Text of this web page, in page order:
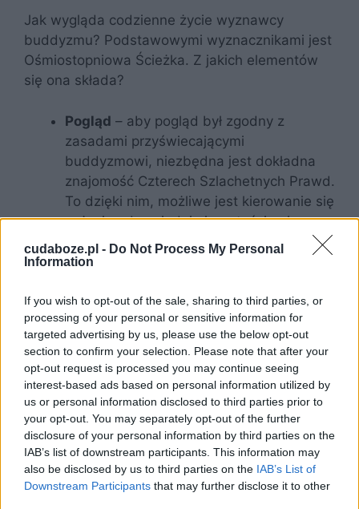
cudaboze.pl - Do Not Process My Personal
Information
If you wish to opt-out of the sale, sharing to third parties, or
processing of your personal or sensitive information for
targeted advertising by us, please use the below opt-out
section to confirm your selection. Please note that after your
opt-out request is processed you may continue seeing
interest-based ads based on personal information utilized by
us or personal information disclosed to third parties prior to
your opt-out. You may separately opt-out of the further
disclosure of your personal information by third parties on the
IAB’s list of downstream participants. This information may
also be disclosed by us to third parties on the IAB’s List of
Downstream Participants that may further disclose it to other
Jak wygląda codzienne życie wyznawcy
buddyzmu? Podstawowymi wyznacznikami jest
Ośmiostopniowa Ścieżka. Z jakich elementów
się ona składa?
Pogląd – aby pogląd był zgodny z
zasadami przyświecającymi
buddyzmowi, niezbędna jest dokładna
znajomość Czterech Szlachetnych Prawd.
To dzięki nim, możliwe jest kierowanie się
w życiu odpowiednimi wartościami;
postanowienie – wyznawca buddyzmu
powinien zrezygnować z wyrządzania
wyrzeczenie się działania ze złym
zamiarem;
słowo– codzienne wypowiedzi nie mogą
zawierać kłamstw, oszczerstw, ani
wszelkiego rodzaju języka wpływającego
na powstawanie konfliktów;
czyn– haniebne czyny takie jak
morderstwa czy kradzieże nie mogą być
częścią dobrego życia;
zarobkowanie– praca gwarantująca